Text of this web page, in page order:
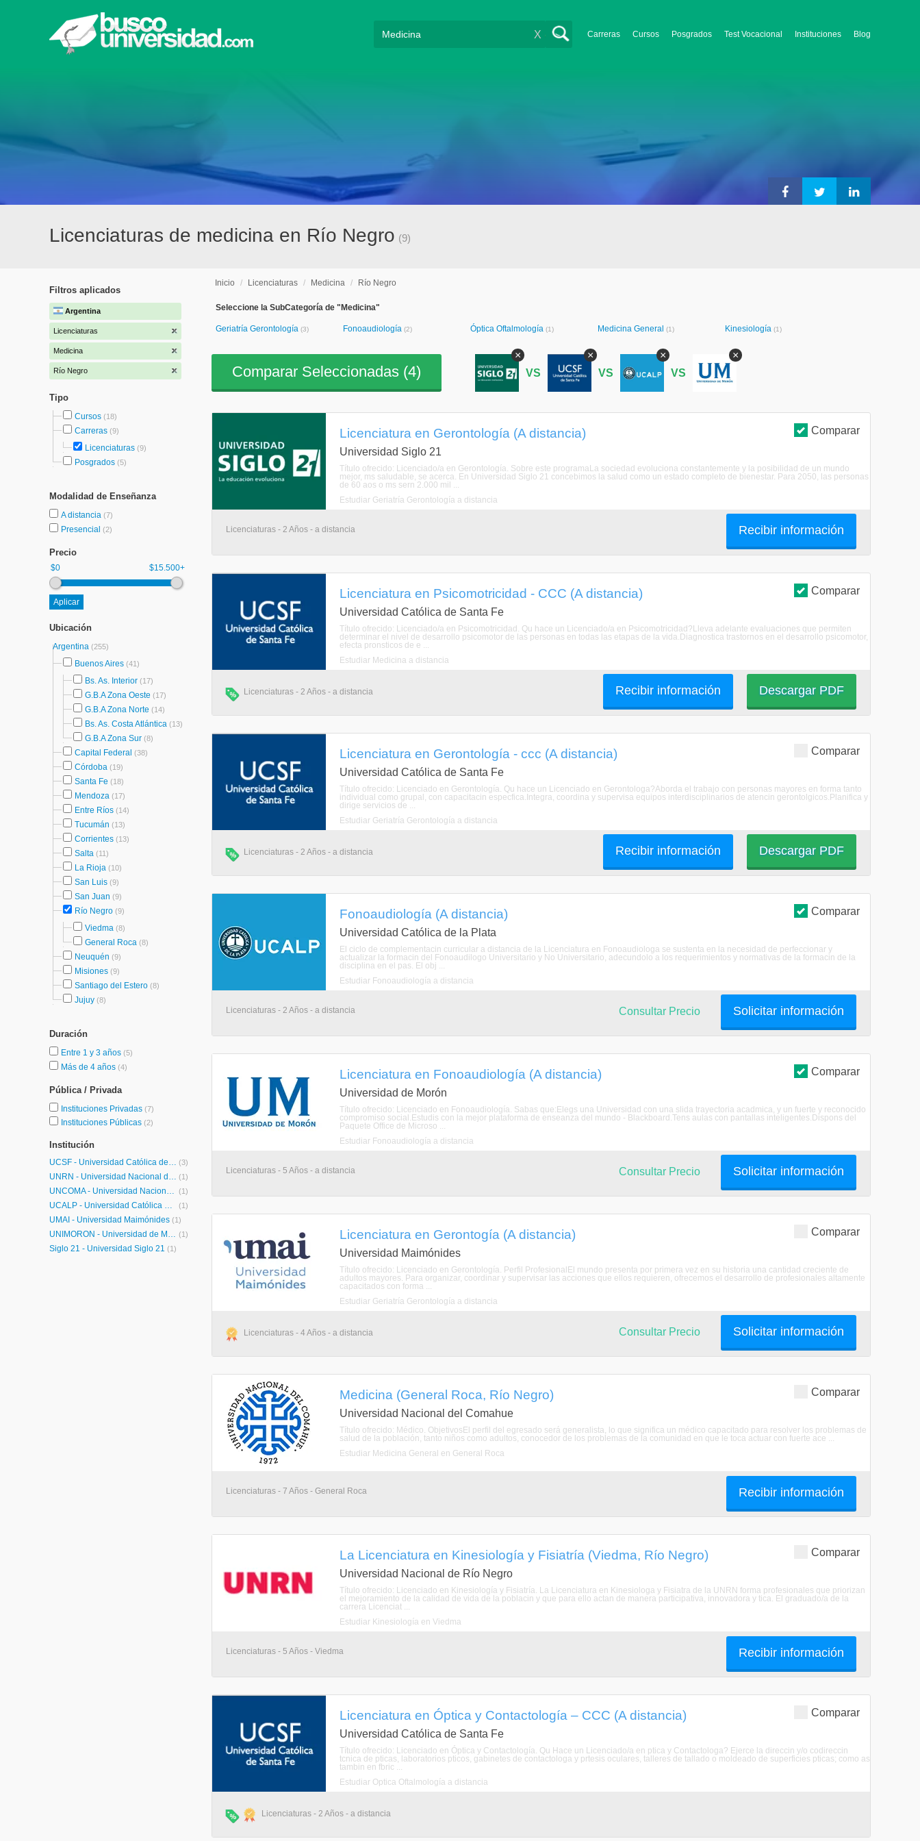
Carreras Cursos Posgrados Test Vocacional Instituciones Blog
X
Licenciaturas de medicina en Río Negro (9)
Filtros aplicados
Argentina
Licenciaturas
Medicina
Río Negro
Tipo
Cursos (18)
Carreras (9)
Licenciaturas (9)
Posgrados (5)
Modalidad de Enseñanza
A distancia (7)
Presencial (2)
Precio
$0 $15.500+
Ubicación
Argentina (255)
Buenos Aires (41)
Bs. As. Interior (17)
G.B.A Zona Oeste (17)
G.B.A Zona Norte (14)
Bs. As. Costa Atlántica (13)
G.B.A Zona Sur (8)
Capital Federal (38)
Córdoba (19)
Santa Fe (18)
Mendoza (17)
Entre Ríos (14)
Tucumán (13)
Corrientes (13)
Salta (11)
La Rioja (10)
San Luis (9)
San Juan (9)
Río Negro (9)
Viedma (8)
General Roca (8)
Neuquén (9)
Misiones (9)
Santiago del Estero (8)
Jujuy (8)
Duración
Entre 1 y 3 años (5)
Más de 4 años (4)
Pública / Privada
Instituciones Privadas (7)
Instituciones Públicas (2)
Institución
UCSF - Universidad Católica de Santa Fe (3)
UNRN - Universidad Nacional de Río Negro (1)
UNCOMA - Universidad Nacional del Comahue (1)
UCALP - Universidad Católica de la Plata (1)
UMAI - Universidad Maimónides (1)
UNIMORÓN - Universidad de Morón (1)
Siglo 21 - Universidad Siglo 21 (1)
Inicio / Licenciaturas / Medicina / Río Negro
Seleccione la SubCategoría de "Medicina"
Geriatría Gerontología (3) Fonoaudiología (2) Óptica Oftalmología (1) Medicina General (1) Kinesiología (1)
Comparar Seleccionadas (4)
×
VS
×
VS
×
VS
×
Comparar
Licenciatura en Gerontología (A distancia)
Universidad Siglo 21
Título ofrecido: Licenciado/a en Gerontología. Sobre este programaLa sociedad evoluciona constantemente y la posibilidad de un mundo
mejor, ms saludable, se acerca. En Universidad Siglo 21 concebimos la salud como un estado completo de bienestar. Para 2050, las personas
de 60 aos o ms sern 2.000 mil ...
Estudiar Geriatría Gerontología a distancia
Licenciaturas - 2 Años - a distancia Recibir información
Comparar
Licenciatura en Psicomotricidad - CCC (A distancia)
Universidad Católica de Santa Fe
Título ofrecido: Licenciado/a en Psicomotricidad. Qu hace un Licenciado/a en Psicomotricidad?Lleva adelante evaluaciones que permiten
determinar el nivel de desarrollo psicomotor de las personas en todas las etapas de la vida.Diagnostica trastornos en el desarrollo psicomotor,
efecta pronsticos de e ...
Estudiar Medicina a distancia
Licenciaturas - 2 Años - a distancia Descargar PDF
Recibir información
Comparar
Licenciatura en Gerontología - ccc (A distancia)
Universidad Católica de Santa Fe
Título ofrecido: Licenciado en Gerontología. Qu hace un Licenciado en Gerontologa?Aborda el trabajo con personas mayores en forma tanto
individual como grupal, con capacitacin especfica.Integra, coordina y supervisa equipos interdisciplinarios de atencin gerontolgicos.Planifica y
dirige servicios de ...
Estudiar Geriatría Gerontología a distancia
Licenciaturas - 2 Años - a distancia Descargar PDF
Recibir información
Comparar
Fonoaudiología (A distancia)
Universidad Católica de la Plata
El ciclo de complementacin curricular a distancia de la Licenciatura en Fonoaudiologa se sustenta en la necesidad de perfeccionar y
actualizar la formacin del Fonoaudilogo Universitario y No Universitario, adecundolo a los requerimientos y normativas de la formacin de la
disciplina en el pas. El obj ...
Estudiar Fonoaudiología a distancia
Licenciaturas - 2 Años - a distancia Solicitar información
Consultar Precio
Comparar
Licenciatura en Fonoaudiología (A distancia)
Universidad de Morón
Título ofrecido: Licenciado en Fonoaudiología. Sabas que:Elegs una Universidad con una slida trayectoria acadmica, y un fuerte y reconocido
compromiso social.Estudis con la mejor plataforma de enseanza del mundo - Blackboard.Tens aulas con pantallas inteligentes.Dispons del
Paquete Office de Microso ...
Estudiar Fonoaudiología a distancia
Licenciaturas - 5 Años - a distancia Solicitar información
Consultar Precio
Comparar
Licenciatura en Gerontogía (A distancia)
Universidad Maimónides
Título ofrecido: Licenciado en Gerontología. Perfil ProfesionalEl mundo presenta por primera vez en su historia una cantidad creciente de
adultos mayores. Para organizar, coordinar y supervisar las acciones que ellos requieren, ofrecemos el desarrollo de profesionales altamente
capacitados con forma ...
Estudiar Geriatría Gerontología a distancia
Licenciaturas - 4 Años - a distancia Solicitar información
Consultar Precio
Comparar
Medicina (General Roca, Río Negro)
Universidad Nacional del Comahue
Título ofrecido: Médico. ObjetivosEl perfil del egresado será generalista, lo que significa un médico capacitado para resolver los problemas de
salud de la población, tanto niños como adultos, conocedor de los problemas de la comunidad en que le toca actuar con fuerte ace ...
Estudiar Medicina General en General Roca
Licenciaturas - 7 Años - General Roca Recibir información
Comparar
La Licenciatura en Kinesiología y Fisiatría (Viedma, Río Negro)
Universidad Nacional de Río Negro
Título ofrecido: Licenciado en Kinesiología y Fisiatría. La Licenciatura en Kinesiologa y Fisiatra de la UNRN forma profesionales que priorizan
el mejoramiento de la calidad de vida de la poblacin y que para ello actan de manera participativa, innovadora y tica. El graduado/a de la
carrera Licenciat ...
Estudiar Kinesiología en Viedma
Licenciaturas - 5 Años - Viedma Recibir información
Comparar
Licenciatura en Óptica y Contactología – CCC (A distancia)
Universidad Católica de Santa Fe
Título ofrecido: Licenciado en Óptica y Contactología. Qu Hace un Licenciado/a en ptica y Contactologa? Ejerce la direccin y/o codireccin
tcnica de pticas, laboratorios pticos, gabinetes de contactologa y prtesis oculares, talleres de tallado o moldeado de superficies pticas; como as
tambin en fbric ...
Estudiar Óptica Oftalmología a distancia
Licenciaturas - 2 Años - a distancia